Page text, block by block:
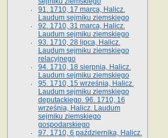
91. 1710, 17 marca, Halicz.
Laudum sejmiku ziemskiego
92. 1710, 31 marca, Halicz.
Laudum sejmiku ziemskiego
93. 1710, 28 lipca, Halicz.
Laudum sejmiku ziemskiego
relacyjnego
94. 1710, 18 sierpnia, Halicz.
Laudum sejmiku ziemskiego
95. 1710, 15 września, Halicz.
Laudum sejmiku ziemskiego
deputackiego. 96. 1710, 16
września, Halicz. Laudum
sejmiku ziemskiego
gospodarskiego
97. 1710, 6 października, Halicz.